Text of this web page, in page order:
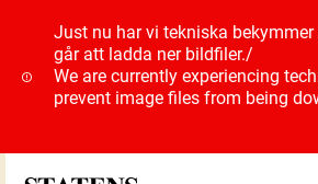
Just nu har vi tekniska
går att ladda ner bildfiler./
We are currently experiencing
prevent image files from being